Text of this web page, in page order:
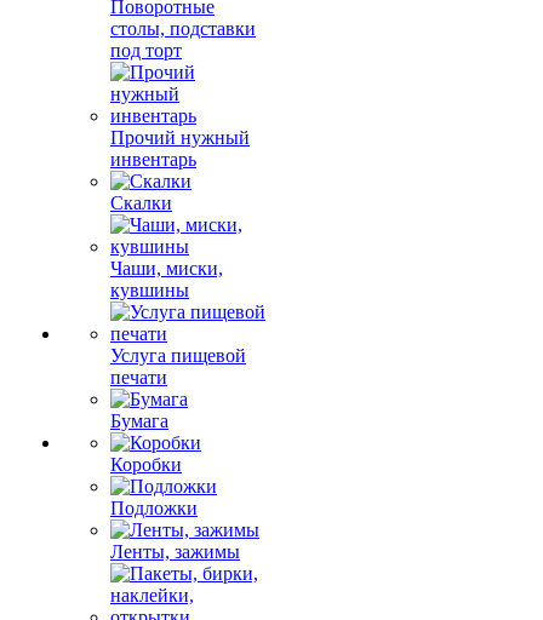
Поворотные
столы, подставки
под торт
Прочий нужный
инвентарь
Скалки
Чаши, миски,
кувшины
Услуга пищевой
печати
Бумага
Коробки
Подложки
Ленты, зажимы